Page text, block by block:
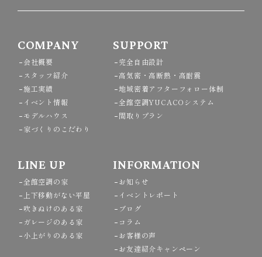
COMPANY
会社概要
スタッフ紹介
施工実績
イベント情報
モデルハウス
家づくりのこだわり
SUPPORT
完全自由設計
高気密・高断熱・高耐震
地域密着アフターフォロー体制
全館空調YUCACOシステム
間取りプラン
LINE UP
全館空調の家
上下移動がない平屋
吹きぬけのある家
ガレージのある家
小上がりのある家
INFORMATION
お知らせ
イベントレポート
ブログ
コラム
お客様の声
お友達紹介キャンペーン